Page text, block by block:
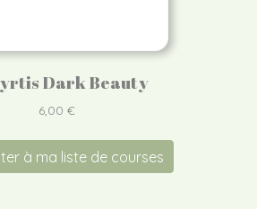
Dark Beauty
6,00 €
à ma liste de courses